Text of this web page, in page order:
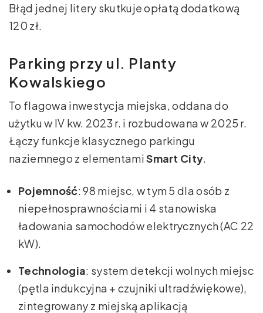
Błąd jednej litery skutkuje opłatą dodatkową
120 zł.
Parking przy ul. Planty
Kowalskiego
To flagowa inwestycja miejska, oddana do
użytku w IV kw. 2023 r. i rozbudowana w 2025 r.
Łączy funkcje klasycznego parkingu
naziemnego z elementamiSmart City.
Pojemność: 98 miejsc, w tym 5 dla osób z
niepełnosprawnościami i 4 stanowiska
ładowania samochodów elektrycznych (AC 22
kW).
Technologia: system detekcji wolnych miejsc
(pętla indukcyjna + czujniki ultradźwiękowe),
zintegrowany z miejską aplikacją